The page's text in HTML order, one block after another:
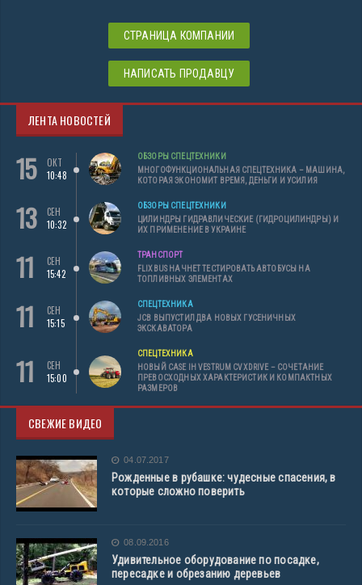
СТРАНИЦА КОМПАНИИ
НАПИСАТЬ ПРОДАВЦУ
ЛЕНТА НОВОСТЕЙ
15
ОКТ
10:48
ОБЗОРЫ СПЕЦТЕХНИКИ
МНОГОФУНКЦИОНАЛЬНАЯ СПЕЦТЕХНИКА – МАШИНА,
КОТОРАЯ ЭКОНОМИТ ВРЕМЯ, ДЕНЬГИ И УСИЛИЯ
13
СЕН
10:32
ОБЗОРЫ СПЕЦТЕХНИКИ
ЦИЛИНДРЫ ГИДРАВЛИЧЕСКИЕ (ГИДРОЦИЛИНДРЫ) И
ИХ ПРИМЕНЕНИЕ В УКРАИНЕ
11
СЕН
15:42
ТРАНСПОРТ
FLIXBUS НАЧНЕТ ТЕСТИРОВАТЬ АВТОБУСЫ НА
ТОПЛИВНЫХ ЭЛЕМЕНТАХ
11
СЕН
15:15
СПЕЦТЕХНИКА
JCB ВЫПУСТИЛ ДВА НОВЫХ ГУСЕНИЧНЫХ
ЭКСКАВАТОРА
11
СЕН
15:00
СПЕЦТЕХНИКА
НОВЫЙ CASE IH VESTRUM CVXDRIVE – СОЧЕТАНИЕ
ПРЕВОСХОДНЫХ ХАРАКТЕРИСТИК И КОМПАКТНЫХ
РАЗМЕРОВ
СВЕЖИЕ ВИДЕО
04.07.2017
Рожденные в рубашке: чудесные спасения, в
которые сложно поверить
08.09.2016
Удивительное оборудование по посадке,
пересадке и обрезанию деревьев